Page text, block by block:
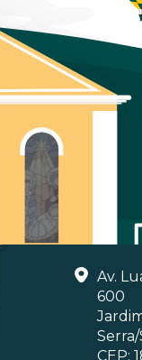
Av.
600
Serra/
CEP: